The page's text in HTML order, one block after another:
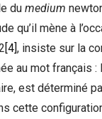
du medium
qu’il mène à
[4], insiste sur la
au mot français :
est déterminé
cette